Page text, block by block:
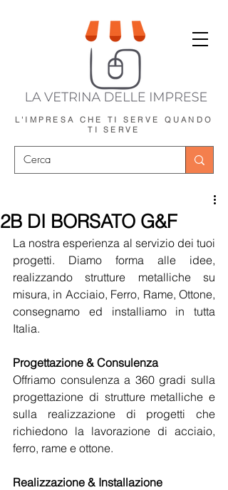
L'IMPRESA CHE TI SERVE QUANDO
TI SERVE
2B DI BORSATO G&F
La nostra esperienza al servizio dei tuoi
progetti. Diamo forma alle idee,
realizzando strutture metalliche su
misura, in Acciaio, Ferro, Rame, Ottone,
consegnamo ed installiamo in tutta
Italia.
Progettazione & Consulenza
Offriamo consulenza a 360 gradi sulla
progettazione di strutture metalliche e
sulla realizzazione di progetti che
richiedono la lavorazione di acciaio,
ferro, rame e ottone.
Realizzazione & Installazione